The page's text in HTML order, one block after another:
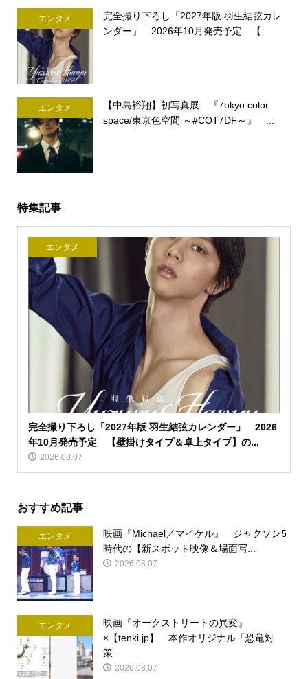
エンタメ
完全撮り下ろし「2027年版 羽生結弦カレ
ンダー」 2026年10月発売予定 【...
エンタメ
【中島裕翔】初写真展 『7okyo color
space/東京色空間 ～#COT7DF～』 ...
特集記事
エンタメ
完全撮り下ろし「2027年版 羽生結弦カレンダー」 2026
年10月発売予定 【壁掛けタイプ＆卓上タイプ】の...
2026.08.07
おすすめ記事
エンタメ
映画『Michael／マイケル』 ジャクソン5
時代の【新スポット映像＆場面写...
2026.08.07
エンタメ
映画『オークストリートの異変』
×【tenki.jp】 本作オリジナル「恐竜対
策...
2026.08.07